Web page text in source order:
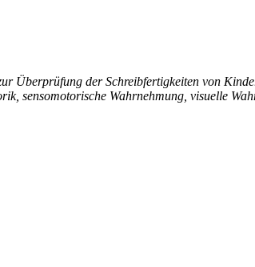
Überprüfung der Schreibfertigkeiten von
sensomotorische Wahrnehmung, visuelle